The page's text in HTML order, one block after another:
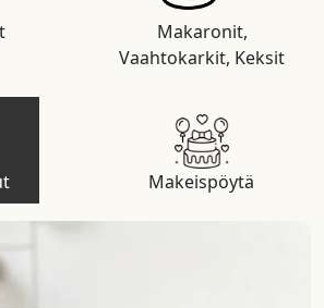
Makaronit,
Vaahtokarkit, Keksit
Makeispöytä